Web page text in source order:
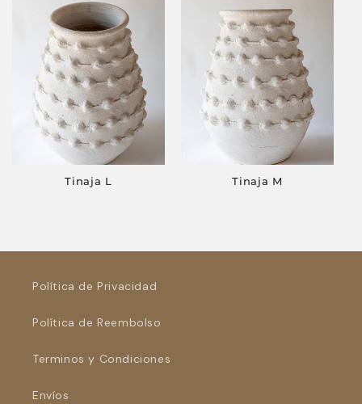
Tinaja L Tinaja M
Política de Privacidad
Política de Reembolso
Terminos y Condiciones
Envíos